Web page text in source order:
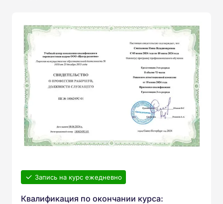
Запись на курс ежедневно
Квалификация по окончании курса: